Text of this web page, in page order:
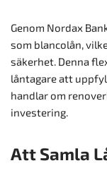
Genom Nordax
som blancolån,
säkerhet. Denna
låntagare att
handlar om
investering.
Att Samla